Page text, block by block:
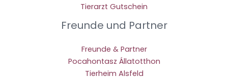
Tierarzt Gutschein
Freunde und Partner
Freunde & Partner
Pocahontasz Állatotthon
Tierheim Alsfeld